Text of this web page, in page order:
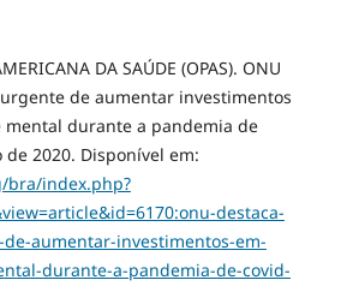
DA SAÚDE (OPAS). ONU
de aumentar investimentos
mental durante a pandemia de
de 2020. Disponível em:
bra/index.php?
destaca-
aumentar-investimentos-em-
durante-a-pandemia-de-covid-